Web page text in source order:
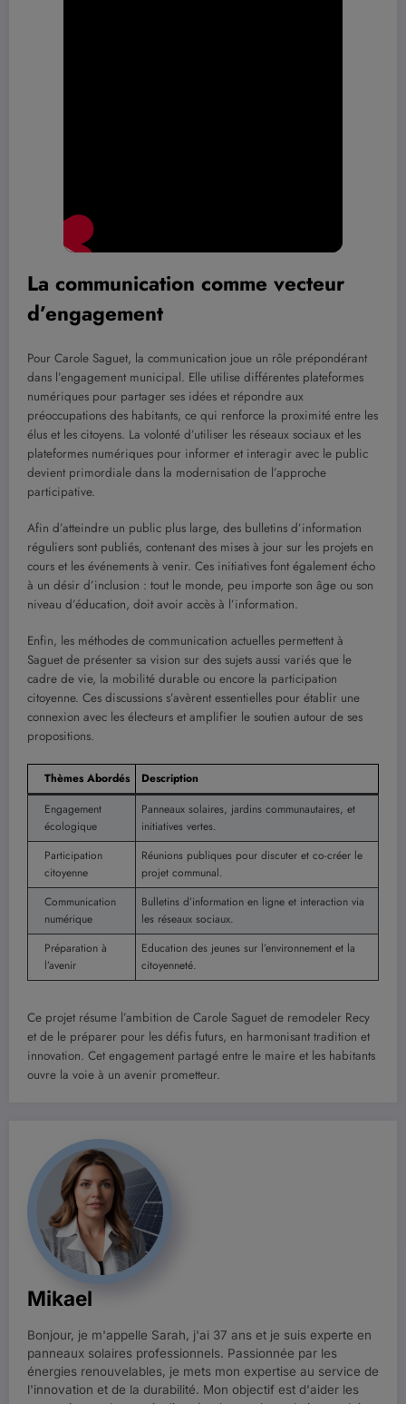
La communication comme vecteur
d’engagement
Pour Carole Saguet, la communication joue un rôle prépondérant
dans l’engagement municipal. Elle utilise différentes plateformes
numériques pour partager ses idées et répondre aux
préoccupations des habitants, ce qui renforce la proximité entre les
élus et les citoyens. La volonté d’utiliser les réseaux sociaux et les
plateformes numériques pour informer et interagir avec le public
devient primordiale dans la modernisation de l’approche
participative.
Afin d’atteindre un public plus large, des bulletins d’information
réguliers sont publiés, contenant des mises à jour sur les projets en
cours et les événements à venir. Ces initiatives font également écho
à un désir d’inclusion : tout le monde, peu importe son âge ou son
niveau d’éducation, doit avoir accès à l’information.
Enfin, les méthodes de communication actuelles permettent à
Saguet de présenter sa vision sur des sujets aussi variés que le
cadre de vie, la mobilité durable ou encore la participation
citoyenne. Ces discussions s’avèrent essentielles pour établir une
connexion avec les électeurs et amplifier le soutien autour de ses
propositions.
Thèmes Abordés
Description
Engagement
écologique
Panneaux solaires, jardins communautaires, et
initiatives vertes.
Participation
citoyenne
Réunions publiques pour discuter et co-créer le
projet communal.
Communication
numérique
Bulletins d’information en ligne et interaction via
les réseaux sociaux.
Préparation à
l’avenir
Education des jeunes sur l’environnement et la
citoyenneté.
Ce projet résume l’ambition de Carole Saguet de remodeler Recy
et de le préparer pour les défis futurs, en harmonisant tradition et
innovation. Cet engagement partagé entre le maire et les habitants
ouvre la voie à un avenir prometteur.
Mikael
Bonjour, je m'appelle Sarah, j'ai 37 ans et je suis experte en
panneaux solaires professionnels. Passionnée par les
énergies renouvelables, je mets mon expertise au service de
l'innovation et de la durabilité. Mon objectif est d'aider les